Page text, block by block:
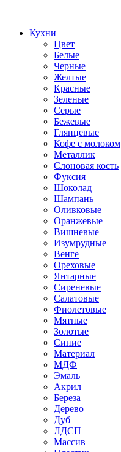
Кухни
Цвет
Белые
Черные
Желтые
Красные
Зеленые
Серые
Бежевые
Глянцевые
Кофе с молоком
Металлик
Слоновая кость
Фуксия
Шоколад
Шампань
Оливковые
Оранжевые
Вишневые
Изумрудные
Венге
Ореховые
Янтарные
Сиреневые
Салатовые
Фиолетовые
Мятные
Золотые
Синие
Материал
МДФ
Эмаль
Акрил
Береза
Дерево
Дуб
ЛДСП
Массив